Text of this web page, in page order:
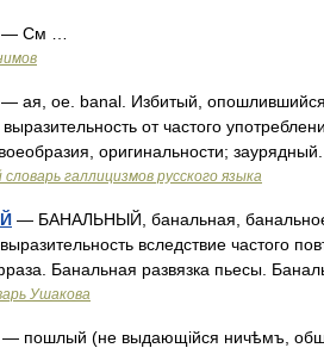
— См …
— ая, ое. banal. Избитый, опошлившийся
от частого
оригинальности;
галлицизмов русского языка
— БАНАЛЬНЫЙ, банальная,
вследствие частого
Банальная развязка пьесы.
Ушакова
— пошлый (не выдающійся ничѣмъ,